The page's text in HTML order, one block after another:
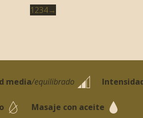
1234→
media/equilibrado
Masaje con aceite